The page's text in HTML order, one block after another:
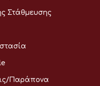
Στάθμευσης
Παράπονα